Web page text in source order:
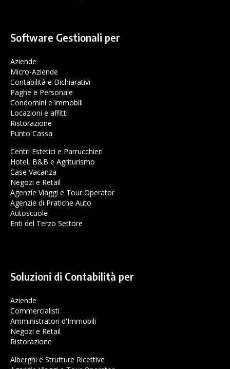
Software Gestionali per
Aziende
Micro-Aziende
Contabilità e Dichiarativi
Paghe e Personale
Condomini e immobili
Locazioni e affitti
Ristorazione
Punto Cassa
Centri Estetici e Parrucchieri
Hotel, B&B e Agriturismo
Case Vacanza
Negozi e Retail
Agenzie Viaggi e Tour Operator
Agenzie di Pratiche Auto
Autoscuole
Enti del Terzo Settore
Soluzioni di Contabilità per
Aziende
Commercialisti
Amministratori d'Immobili
Negozi e Retail
Ristorazione
Alberghi e Strutture Ricettive